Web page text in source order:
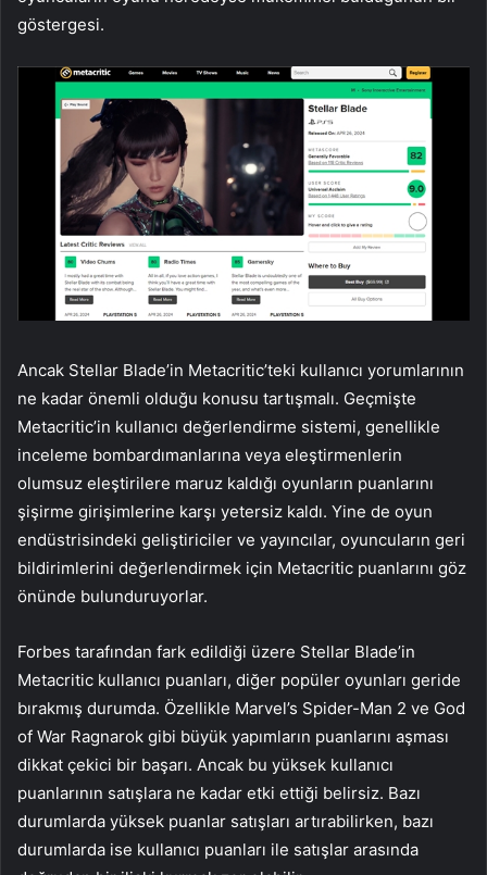
göstergesi.
Ancak Stellar Blade’in Metacritic’teki kullanıcı yorumlarının
ne kadar önemli olduğu konusu tartışmalı. Geçmişte
Metacritic’in kullanıcı değerlendirme sistemi, genellikle
inceleme bombardımanlarına veya eleştirmenlerin
olumsuz eleştirilere maruz kaldığı oyunların puanlarını
şişirme girişimlerine karşı yetersiz kaldı. Yine de oyun
endüstrisindeki geliştiriciler ve yayıncılar, oyuncuların geri
bildirimlerini değerlendirmek için Metacritic puanlarını göz
önünde bulunduruyorlar.
Forbes tarafından fark edildiği üzere Stellar Blade’in
Metacritic kullanıcı puanları, diğer popüler oyunları geride
bırakmış durumda. Özellikle Marvel’s Spider-Man 2 ve God
of War Ragnarok gibi büyük yapımların puanlarını aşması
dikkat çekici bir başarı. Ancak bu yüksek kullanıcı
puanlarının satışlara ne kadar etki ettiği belirsiz. Bazı
durumlarda yüksek puanlar satışları artırabilirken, bazı
durumlarda ise kullanıcı puanları ile satışlar arasında